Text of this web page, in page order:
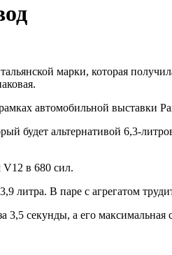
марки, которая
автомобильной выставки
будет альтернативой 6,3-
в 680 сил.
В паре с агрегатом
секунды, а его максимальная